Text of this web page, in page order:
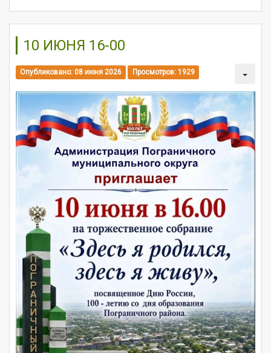
10 ИЮНЯ 16-00
Опубликовано: 08 июня 2026 Просмотров: 1929